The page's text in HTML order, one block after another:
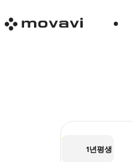
1년평생